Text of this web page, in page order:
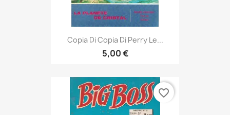
Copia Di Copia Di Perry Le...
5,00 €
favorite_border